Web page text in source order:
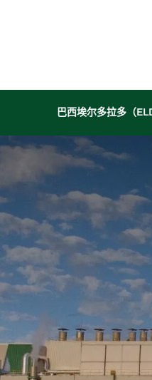
Utilizamos
pode escolher
Cookies
Necessários
Cookies de
Permitem
performance do
巴西埃尔多拉多（
公司
我们的文化